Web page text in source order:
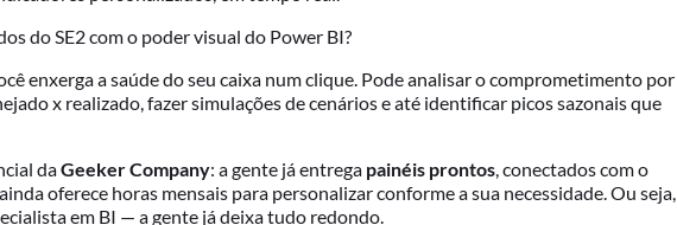
do SE2 com o poder visual do Power BI?
enxerga a saúde do seu caixa num clique. Pode analisar o comprometimento por
x realizado, fazer simulações de cenários e até identificar picos sazonais que
daGeeker Company: a gente já entrega painéis prontos, conectados com o
oferece horas mensais para personalizar conforme a sua necessidade. Ou seja,
em BI — a gente já deixa tudo redondo.